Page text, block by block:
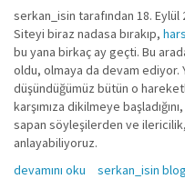
serkan_isin tarafından 18.
Siteyi biraz nadasa bırakıp,
bu yana birkaç ay geçti. Bu
oldu, olmaya da devam ediyor.
düşündüğümüz bütün o
karşımıza dikilmeye
sapan söyleşilerden ve
anlayabiliyoruz.
Yaz bitti hakkında
devamını oku serkan_isin